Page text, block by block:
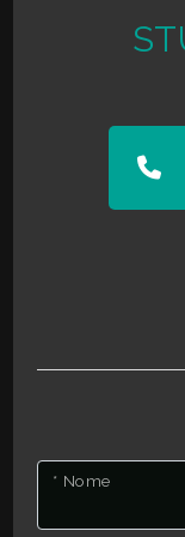
* Nome
Posto auto/
Lusso